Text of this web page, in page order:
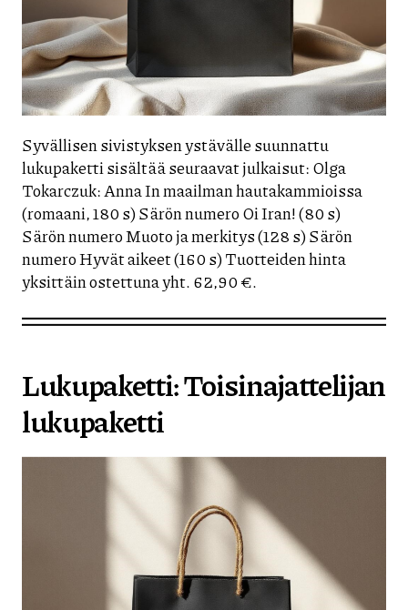
Syvällisen sivistyksen ystävälle suunnattu
lukupaketti sisältää seuraavat julkaisut: Olga
Tokarczuk: Anna In maailman hautakammioissa
(romaani, 180 s) Särön numero Oi Iran! (80 s)
Särön numero Muoto ja merkitys (128 s) Särön
numero Hyvät aikeet (160 s) Tuotteiden hinta
yksittäin ostettuna yht. 62,90 €.
Lukupaketti: Toisinajattelijan
lukupaketti